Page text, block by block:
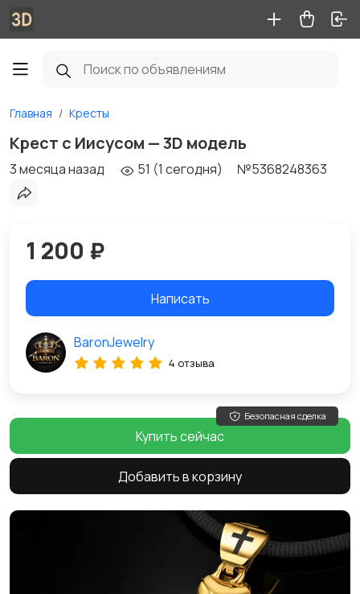
Главная Кресты
Крест с Иисусом — 3D модель
3 месяца назад 51 (1 сегодня) №5368248363
1 200 ₽
Написать
BaronJewelry
4 отзыва
Безопасная сделка
Купить сейчас
Добавить в корзину